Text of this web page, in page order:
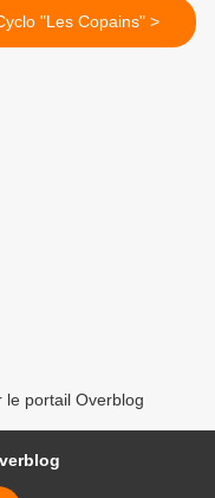
Cyclo "Les Copains" >
le portail Overblog